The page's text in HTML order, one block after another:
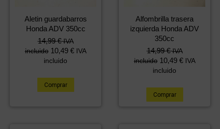
Aletin guardabarros
Honda ADV 350cc
14,99€ IVA
incluido 10,49 € IVA
incluido
Comprar
Alfombrilla trasera
izquierda Honda ADV
350cc
14,99€ IVA
incluido 10,49 € IVA
incluido
Comprar